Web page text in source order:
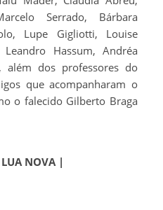
Serrado, Bárbara
Lupe Gigliotti, Louise
Hassum, Andréa
dos professores do
que acompanharam o
o falecido Gilberto Braga
LUA NOVA |